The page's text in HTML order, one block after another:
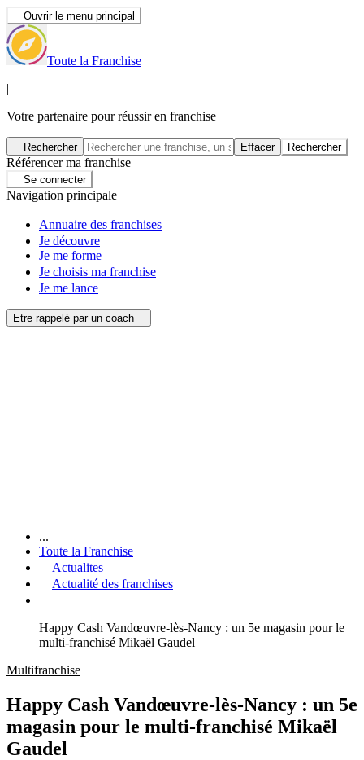
Ouvrir le menu principal
Toute la Franchise
|
Votre partenaire pour réussir en franchise
Rechercher Effacer Rechercher
Référencer ma franchise
Se connecter
Navigation principale
Annuaire des franchises
Je découvre
Je me forme
Je choisis ma franchise
Je me lance
Etre rappelé par un coach
...
Toute la Franchise
Actualites
Actualité des franchises
Happy Cash Vandœuvre-lès-Nancy : un 5e magasin pour le
multi-franchisé Mikaël Gaudel
Multifranchise
Happy Cash Vandœuvre-lès-Nancy : un 5e
magasin pour le multi-franchisé Mikaël
Gaudel